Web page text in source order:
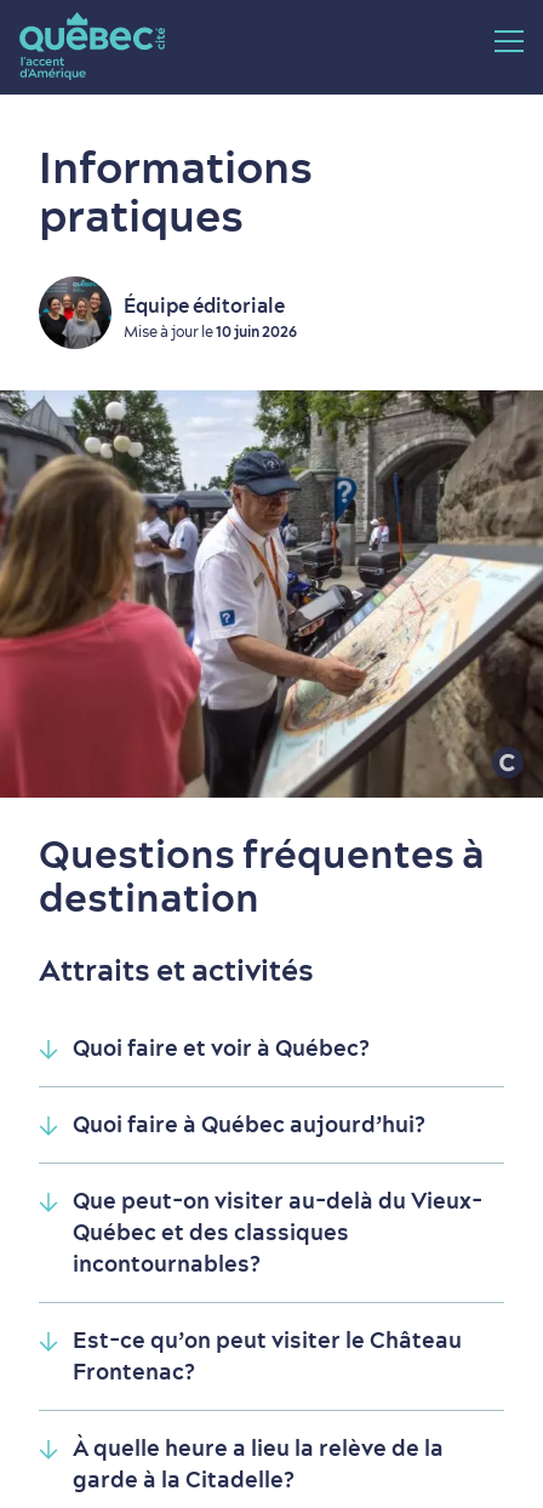
Vieux-Québec
Quartiers centraux
Incontournables
Quoi faire en août
7 expériences gourmandes
Produits locaux
Où dormir?
Vieux-Québec
Forfaits et rabais
Itinéraires
Informations
pratiques
Équipe éditoriale
Mise à jour le10 juin 2026
Questions fréquentes à
destination
Attraits et activités
Quoi faire et voir à Québec?
Quoi faire à Québec aujourd’hui?
Que peut-on visiter au-delà du Vieux-
Québec et des classiques
incontournables?
Est-ce qu’on peut visiter le Château
Frontenac?
À quelle heure a lieu la relève de la
garde à la Citadelle?